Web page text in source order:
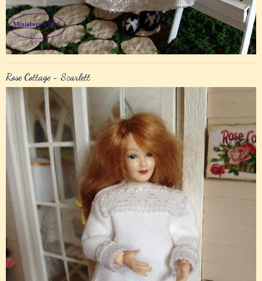
Rose Cottage - Scarlett